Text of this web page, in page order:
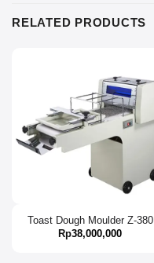
RELATED PRODUCTS
Toast Dough Moulder Z-380
Rp38,000,000